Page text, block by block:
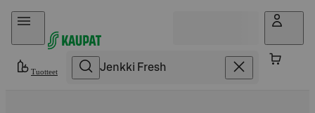
Hyppää sisältöön
Tuotteet